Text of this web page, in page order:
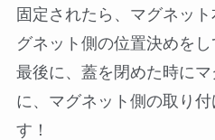
固定されたら、マグネッ
グネット側の位置決めをし
最後に、蓋を閉めた時に
に、マグネット側の取り
す！